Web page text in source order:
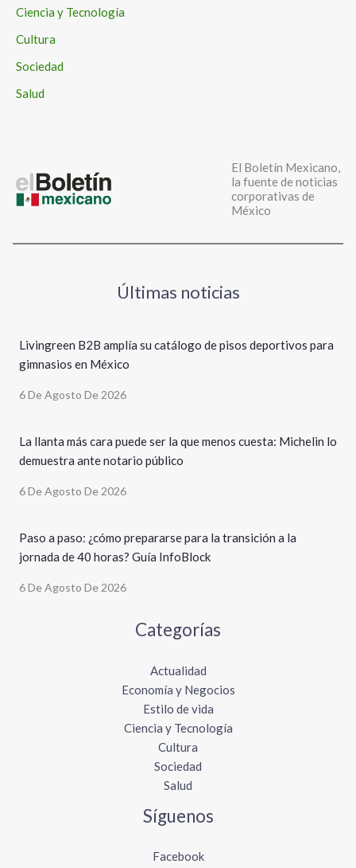
Ciencia y Tecnología
Cultura
Sociedad
Salud
El Boletín Mexicano,
la fuente de noticias
corporativas de
México
Últimas noticias
Livingreen B2B amplía su catálogo de pisos deportivos para
gimnasios en México
6 De Agosto De 2026
La llanta más cara puede ser la que menos cuesta: Michelin lo
demuestra ante notario público
6 De Agosto De 2026
Paso a paso: ¿cómo prepararse para la transición a la
jornada de 40 horas? Guía InfoBlock
6 De Agosto De 2026
Categorías
Actualidad
Economía y Negocios
Estilo de vida
Ciencia y Tecnología
Cultura
Sociedad
Salud
Síguenos
Facebook